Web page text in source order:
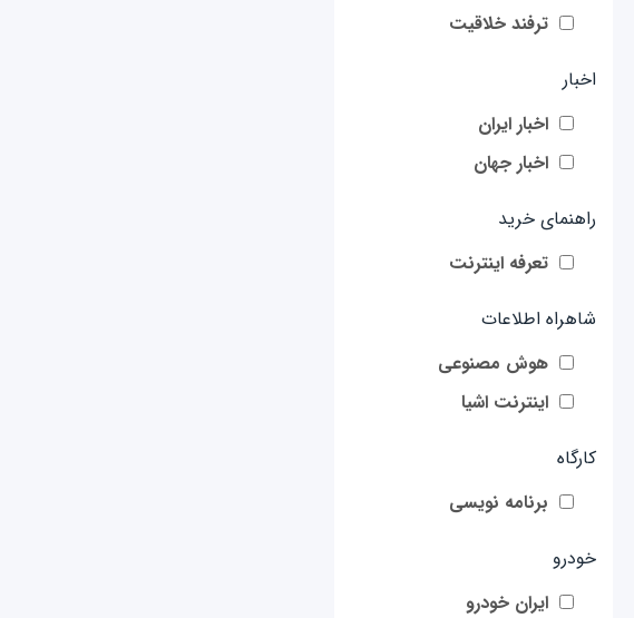
ترفند خلاقیت
اخبار
اخبار ایران
اخبار جهان
راهنمای خرید
تعرفه اینترنت
شاهراه اطلاعات
هوش مصنوعی
اینترنت اشیا
کارگاه
برنامه نویسی
خودرو
ایران خودرو